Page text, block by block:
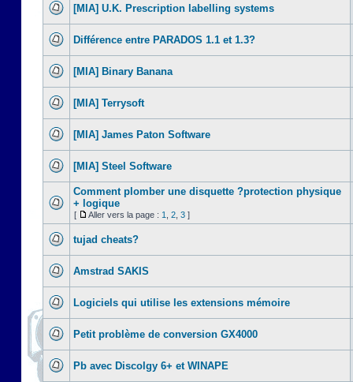
[MIA] U.K. Prescription labelling systems
Différence entre PARADOS 1.1 et 1.3?
[MIA] Binary Banana
[MIA] Terrysoft
[MIA] James Paton Software
[MIA] Steel Software
Comment plomber une disquette ?protection physique
+ logique
[ Aller vers la page : 1 2 3 ]
tujad cheats?
Amstrad SAKIS
Logiciels qui utilise les extensions mémoire
Petit problème de conversion GX4000
Pb avec Discolgy 6+ et WINAPE